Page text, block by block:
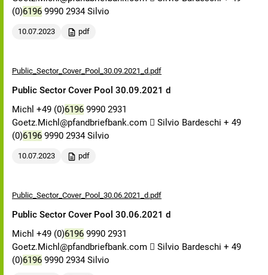
(0)6196 9990 2934 Silvio
10.07.2023 pdf
Public_Sector_Cover_Pool_30.09.2021_d.pdf
Public Sector Cover Pool 30.09.2021 d
Michl +49 (0)6196 9990 2931
Goetz.Michl@pfandbriefbank.com  Silvio Bardeschi + 49
(0)6196 9990 2934 Silvio
10.07.2023 pdf
Public_Sector_Cover_Pool_30.06.2021_d.pdf
Public Sector Cover Pool 30.06.2021 d
Michl +49 (0)6196 9990 2931
Goetz.Michl@pfandbriefbank.com  Silvio Bardeschi + 49
(0)6196 9990 2934 Silvio